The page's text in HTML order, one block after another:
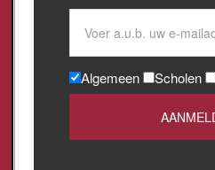
Algemeen Scholen